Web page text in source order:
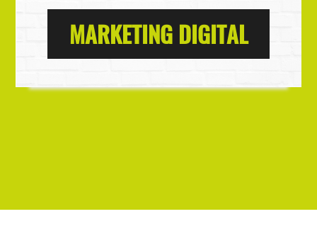
MARKETING DIGITAL